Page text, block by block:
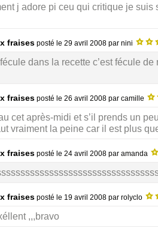
j adore pi ceu qui critique je suis
fraises posté le 29 avril 2008 par nini
dans la recette c’est fécule de
fraises posté le 26 avril 2008 par camille
cet après-midi et s’il prends un
vraiment la peine car il est plus
fraises posté le 24 avril 2008 par amanda
fraises posté le 19 avril 2008 par rolyclo
,,,bravo